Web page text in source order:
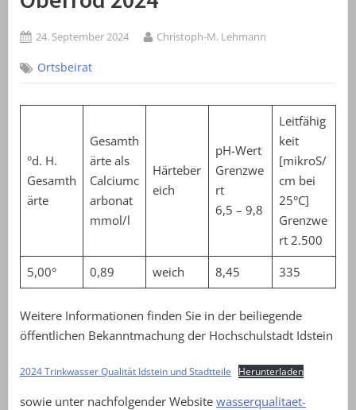
Posted
24. September 2024 By
Christoph-M. Lehmann
Ortsbeirat
°d. H.
Gesamth
ärte
Gesamth
ärte als
Calciumc
arbonat
mmol/l
Härteber
eich
pH-Wert
Grenzwe
rt
6,5 – 9,8
Leitfähig
keit
[mikroS/
cm bei
25°C]
Grenzwe
rt 2.500
5,00°
0,89 weich 8,45 335
Weitere Informationen finden Sie in der beiliegende
öffentlichen Bekanntmachung der Hochschulstadt Idstein
2024 Trinkwasser Qualität Idstein und Stadtteile Herunterladen
sowie unter nachfolgender Website wasserqualitaet-